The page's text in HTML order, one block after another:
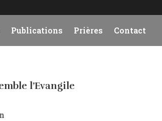
Publications Prières Contact
l’Evangile